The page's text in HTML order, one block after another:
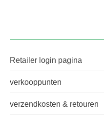
Retailer login pagina
verkooppunten
verzendkosten & retouren